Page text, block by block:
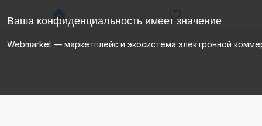
Ваша конфиденциальность имеет значение
Webmarket — маркетплейс и экосистема электронной